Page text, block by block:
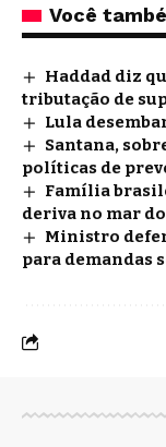
Você
Haddad diz
tributação de
Lula
Santana,
políticas de
Família
deriva no mar
Ministro
para demandas